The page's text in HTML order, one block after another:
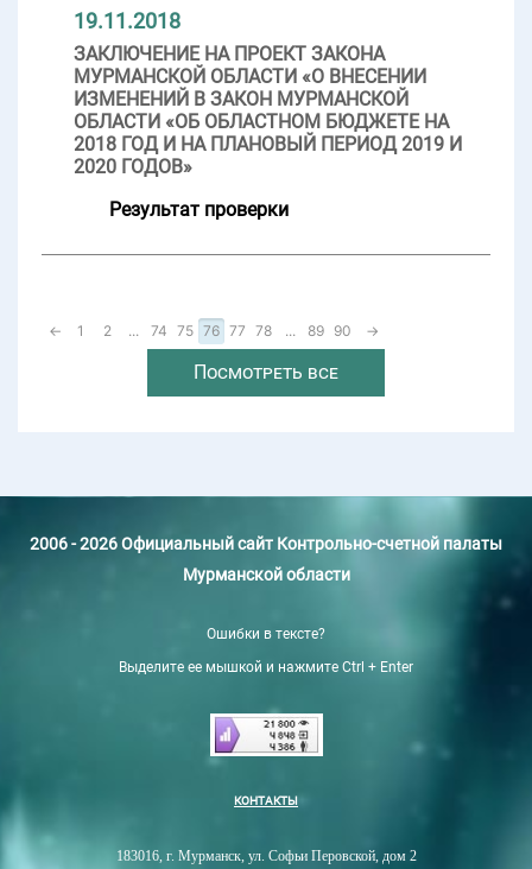
19.11.2018
ЗАКЛЮЧЕНИЕ НА ПРОЕКТ ЗАКОНА
МУРМАНСКОЙ ОБЛАСТИ «О ВНЕСЕНИИ
ИЗМЕНЕНИЙ В ЗАКОН МУРМАНСКОЙ
ОБЛАСТИ «ОБ ОБЛАСТНОМ БЮДЖЕТЕ НА
2018 ГОД И НА ПЛАНОВЫЙ ПЕРИОД 2019 И
2020 ГОДОВ»
Результат проверки
← 1 2 ... 74 75 76 77 78 ... 89 90 →
Посмотреть все
2006 - 2026 Официальный сайт Контрольно-счетной палаты
Мурманской области
Ошибки в тексте?
Выделите ее мышкой и нажмите Ctrl + Enter
КОНТАКТЫ
183016, г. Мурманск, ул. Софьи Перовской, дом 2